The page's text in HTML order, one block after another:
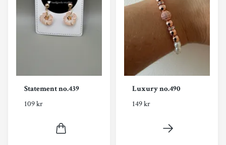
Statement no.439
109 kr
Luxury no.490
149 kr